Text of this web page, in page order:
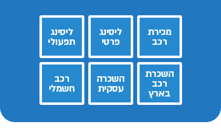
מכירת
רכב
ליסינג
פרטי
ליסינג
תפעולי
השכרת
רכב
בארץ
השכרה
עסקית
רכב
חשמלי